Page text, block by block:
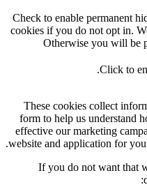
Check to enable
cookies if you do not opt
Otherwise you
Click
These cookies collect
form to help us
effective our marketing
website and application
If you do not want